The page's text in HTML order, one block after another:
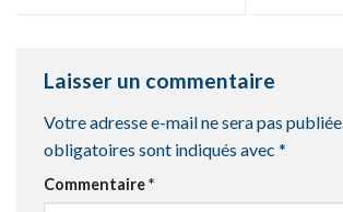
Laisser un commentaire
Votre adresse e-mail ne sera pas publiée.
obligatoires sont indiqués avec *
Commentaire*